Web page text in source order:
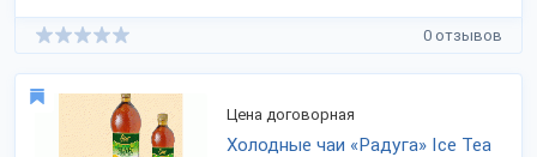
0 отзывов
Цена договорная
Холодные чаи «Радуга» Ice Tea